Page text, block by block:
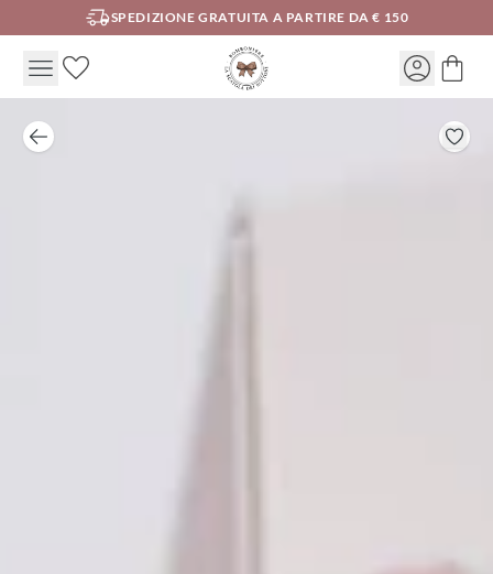
SPEDIZIONE GRATUITA A PARTIRE DA € 150